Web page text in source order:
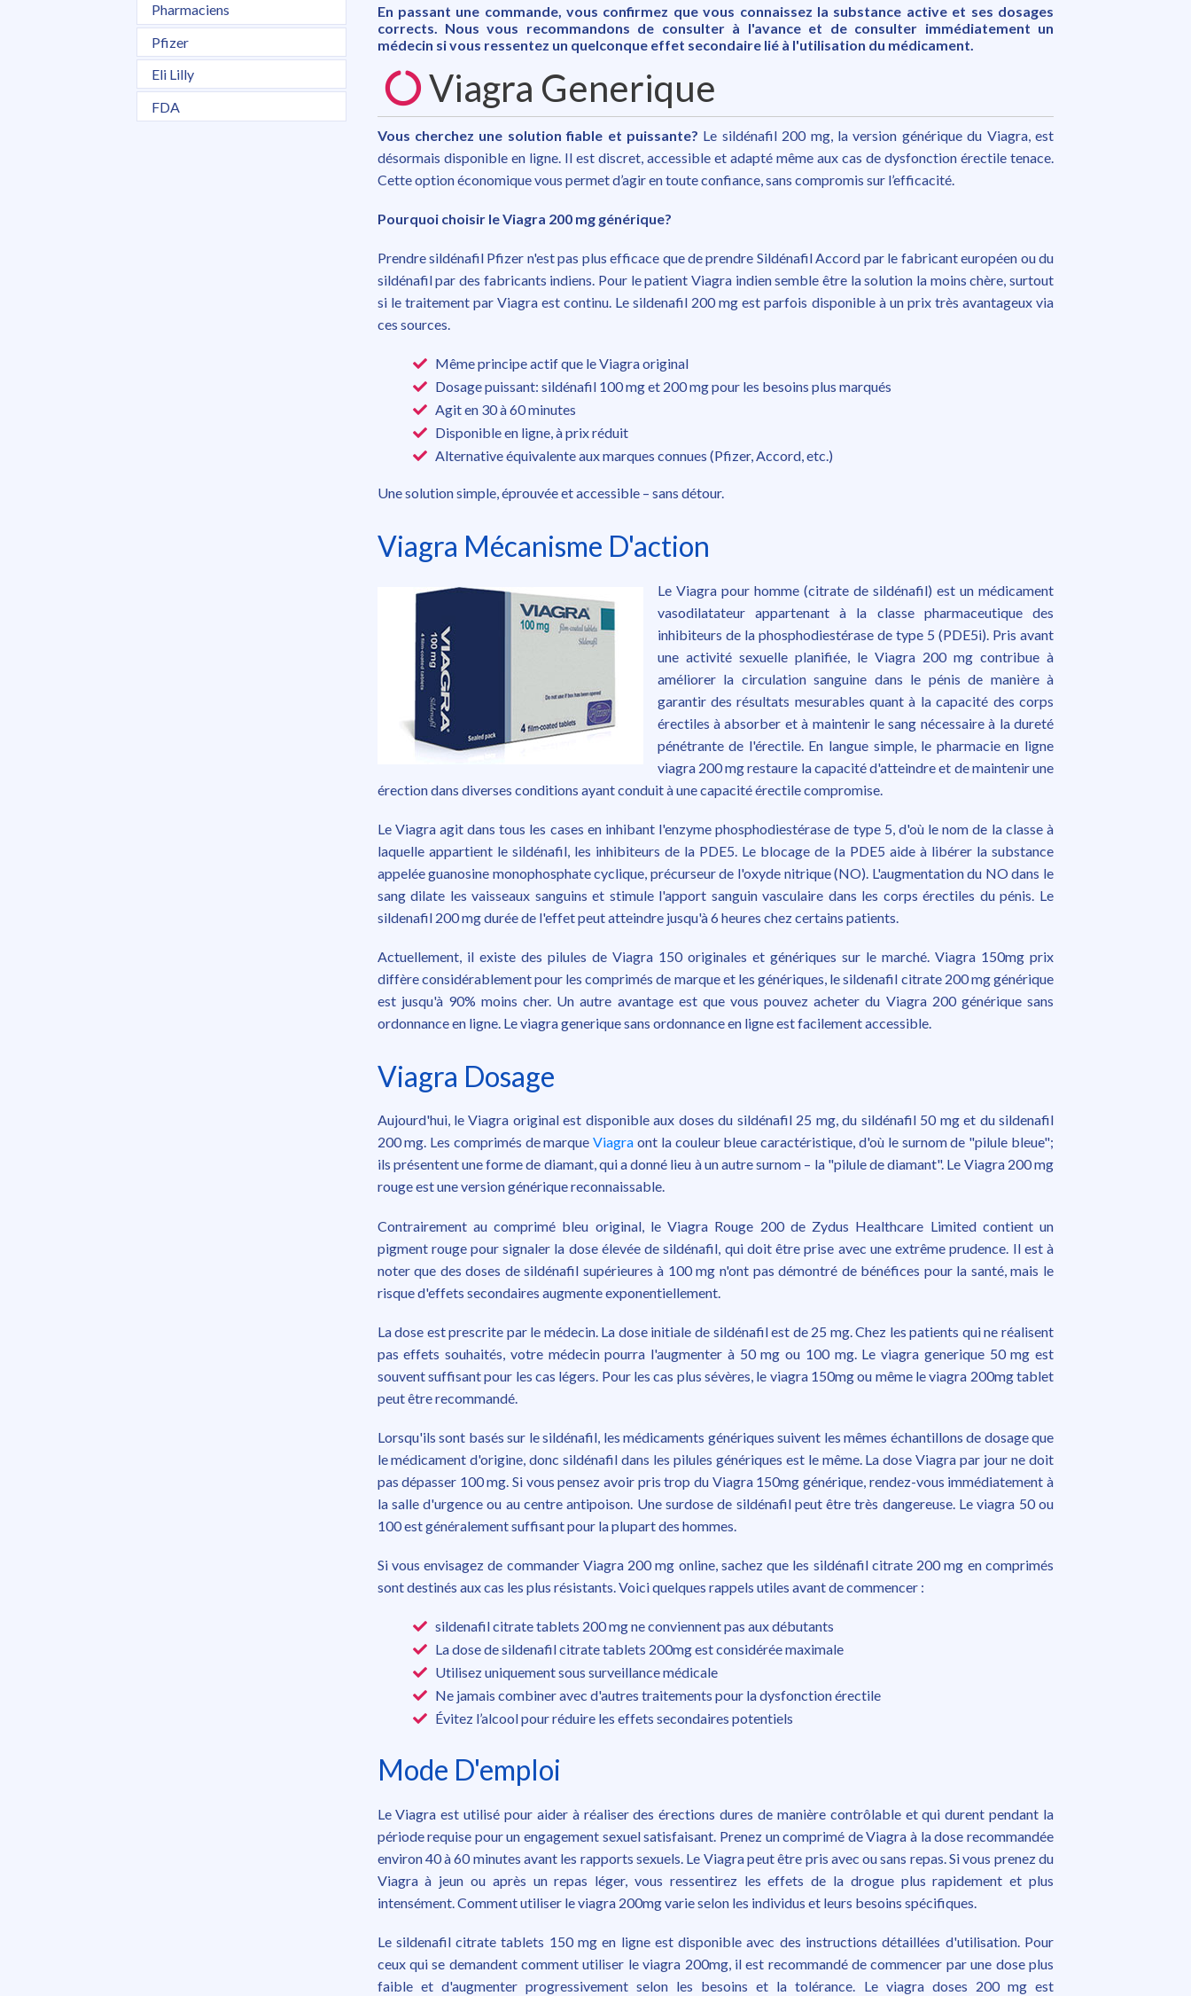
Pharmaciens
Pfizer
Eli Lilly
FDA
En passant une commande, vous confirmez que vous connaissez la substance active et ses dosages
corrects. Nous vous recommandons de consulter à l'avance et de consulter immédiatement un
médecin si vous ressentez un quelconque effet secondaire lié à l'utilisation du médicament.
Viagra Generique
Vous cherchez une solution fiable et puissante? Le sildénafil 200 mg, la version générique du Viagra, est
désormais disponible en ligne. Il est discret, accessible et adapté même aux cas de dysfonction érectile tenace.
Cette option économique vous permet d’agir en toute confiance, sans compromis sur l’efficacité.
Pourquoi choisir le Viagra 200 mg générique?
Prendre sildénafil Pfizer n'est pas plus efficace que de prendre Sildénafil Accord par le fabricant européen ou du
sildénafil par des fabricants indiens. Pour le patient Viagra indien semble être la solution la moins chère, surtout
si le traitement par Viagra est continu. Le sildenafil 200 mg est parfois disponible à un prix très avantageux via
ces sources.
Même principe actif que le Viagra original
Dosage puissant: sildénafil 100 mg et 200 mg pour les besoins plus marqués
Agit en 30 à 60 minutes
Disponible en ligne, à prix réduit
Alternative équivalente aux marques connues (Pfizer, Accord, etc.)
Une solution simple, éprouvée et accessible – sans détour.
Viagra Mécanisme D'action
Le Viagra pour homme (citrate de sildénafil) est un médicament
vasodilatateur appartenant à la classe pharmaceutique des
inhibiteurs de la phosphodiestérase de type 5 (PDE5i). Pris avant
une activité sexuelle planifiée, le Viagra 200 mg contribue à
améliorer la circulation sanguine dans le pénis de manière à
garantir des résultats mesurables quant à la capacité des corps
érectiles à absorber et à maintenir le sang nécessaire à la dureté
pénétrante de l'érectile. En langue simple, le pharmacie en ligne
viagra 200 mg restaure la capacité d'atteindre et de maintenir une
érection dans diverses conditions ayant conduit à une capacité érectile compromise.
Le Viagra agit dans tous les cases en inhibant l'enzyme phosphodiestérase de type 5, d'où le nom de la classe à
laquelle appartient le sildénafil, les inhibiteurs de la PDE5. Le blocage de la PDE5 aide à libérer la substance
appelée guanosine monophosphate cyclique, précurseur de l'oxyde nitrique (NO). L'augmentation du NO dans le
sang dilate les vaisseaux sanguins et stimule l'apport sanguin vasculaire dans les corps érectiles du pénis. Le
sildenafil 200 mg durée de l'effet peut atteindre jusqu'à 6 heures chez certains patients.
Actuellement, il existe des pilules de Viagra 150 originales et génériques sur le marché. Viagra 150mg prix
diffère considérablement pour les comprimés de marque et les génériques, le sildenafil citrate 200 mg générique
est jusqu'à 90% moins cher. Un autre avantage est que vous pouvez acheter du Viagra 200 générique sans
ordonnance en ligne. Le viagra generique sans ordonnance en ligne est facilement accessible.
Viagra Dosage
Aujourd'hui, le Viagra original est disponible aux doses du sildénafil 25 mg, du sildénafil 50 mg et du sildenafil
200 mg. Les comprimés de marqueViagra ont la couleur bleue caractéristique, d'où le surnom de "pilule bleue";
ils présentent une forme de diamant, qui a donné lieu à un autre surnom – la "pilule de diamant". Le Viagra 200 mg
rouge est une version générique reconnaissable.
Contrairement au comprimé bleu original, le Viagra Rouge 200 de Zydus Healthcare Limited contient un
pigment rouge pour signaler la dose élevée de sildénafil, qui doit être prise avec une extrême prudence. Il est à
noter que des doses de sildénafil supérieures à 100 mg n'ont pas démontré de bénéfices pour la santé, mais le
risque d'effets secondaires augmente exponentiellement.
La dose est prescrite par le médecin. La dose initiale de sildénafil est de 25 mg. Chez les patients qui ne réalisent
pas effets souhaités, votre médecin pourra l'augmenter à 50 mg ou 100 mg. Le viagra generique 50 mg est
souvent suffisant pour les cas légers. Pour les cas plus sévères, le viagra 150mg ou même le viagra 200mg tablet
peut être recommandé.
Lorsqu'ils sont basés sur le sildénafil, les médicaments génériques suivent les mêmes échantillons de dosage que
le médicament d'origine, donc sildénafil dans les pilules génériques est le même. La dose Viagra par jour ne doit
pas dépasser 100 mg. Si vous pensez avoir pris trop du Viagra 150mg générique, rendez-vous immédiatement à
la salle d'urgence ou au centre antipoison. Une surdose de sildénafil peut être très dangereuse. Le viagra 50 ou
100 est généralement suffisant pour la plupart des hommes.
Si vous envisagez de commander Viagra 200 mg online, sachez que les sildénafil citrate 200 mg en comprimés
sont destinés aux cas les plus résistants. Voici quelques rappels utiles avant de commencer :
sildenafil citrate tablets 200 mg ne conviennent pas aux débutants
La dose de sildenafil citrate tablets 200mg est considérée maximale
Utilisez uniquement sous surveillance médicale
Ne jamais combiner avec d'autres traitements pour la dysfonction érectile
Évitez l’alcool pour réduire les effets secondaires potentiels
Mode D'emploi
Le Viagra est utilisé pour aider à réaliser des érections dures de manière contrôlable et qui durent pendant la
période requise pour un engagement sexuel satisfaisant. Prenez un comprimé de Viagra à la dose recommandée
environ 40 à 60 minutes avant les rapports sexuels. Le Viagra peut être pris avec ou sans repas. Si vous prenez du
Viagra à jeun ou après un repas léger, vous ressentirez les effets de la drogue plus rapidement et plus
intensément. Comment utiliser le viagra 200mg varie selon les individus et leurs besoins spécifiques.
Le sildenafil citrate tablets 150 mg en ligne est disponible avec des instructions détaillées d'utilisation. Pour
ceux qui se demandent comment utiliser le viagra 200mg, il est recommandé de commencer par une dose plus
faible et d'augmenter progressivement selon les besoins et la tolérance. Le viagra doses 200 mg est